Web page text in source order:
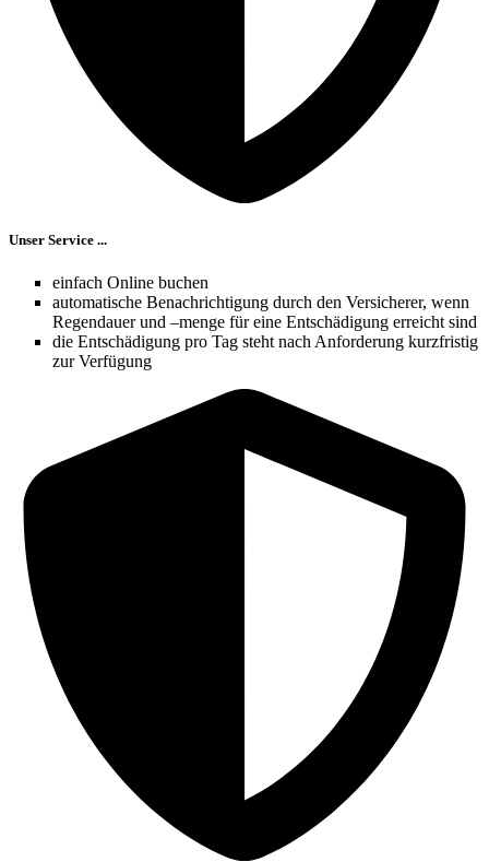
Unser Service ...
einfach Online buchen
automatische Benachrichtigung durch den Versicherer, wenn
Regendauer und –menge für eine Entschädigung erreicht sind
die Entschädigung pro Tag steht nach Anforderung kurzfristig
zur Verfügung